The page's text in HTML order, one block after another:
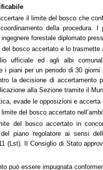
il limite del bosco che
della procedura.
forestale diplomato
bosco accertato e lo trasmette
ufficiale ed agli albi
i piani per un periodo di 30
la decisione di accertamento
alla Sezione tramite il
evade le opposizioni e
del bosco accertato
del bosco accertato in
piano regolatoreai sensi
(Lst). Il Consiglio di Stato
può essere impugnata